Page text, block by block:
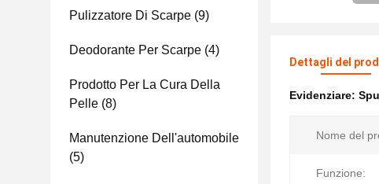
Pulizzatore Di Scarpe (9)
Deodorante Per Scarpe (4)
Prodotto Per La Cura Della
Pelle (8)
Manutenzione Dell'automobile
(5)
Dettagli del
Evidenziare:
Nome del
Funzione: